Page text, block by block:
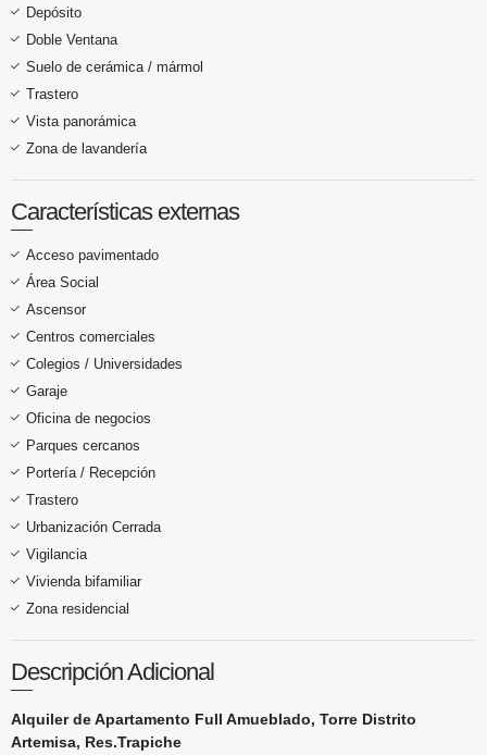
Depósito
Doble Ventana
Suelo de cerámica / mármol
Trastero
Vista panorámica
Zona de lavandería
Características externas
Acceso pavimentado
Área Social
Ascensor
Centros comerciales
Colegios / Universidades
Garaje
Oficina de negocios
Parques cercanos
Portería / Recepción
Trastero
Urbanización Cerrada
Vigilancia
Vivienda bifamiliar
Zona residencial
Descripción Adicional
Alquiler de Apartamento Full Amueblado, Torre Distrito
Artemisa, Res.Trapiche